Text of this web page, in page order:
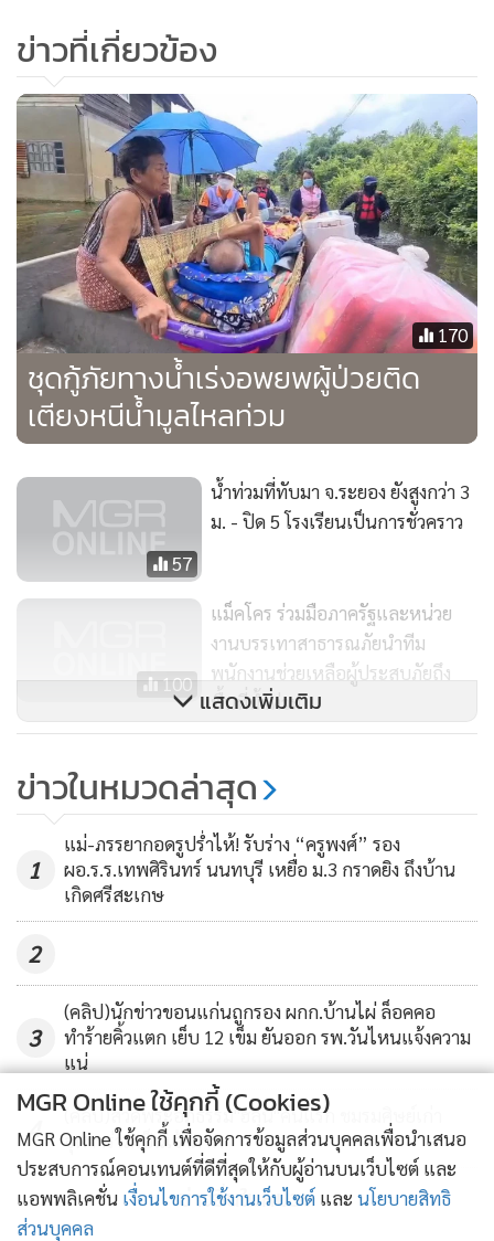
โดยวันนี้มูลนิธิป่อเต็กตึ๊งได้ตั้งโรงครัวเคลื่อนที่ปรุงอาหารแจกชาว
บ้านกว่า 2,500 ชุด ให้ชาวอำเภอเมืองและอำเภอวารินชำราบ ซึ่ง
มีชุมชนถูกน้ำท่วมและต้องอพยพรวม 32 ชุมชน 542 ครอบครัว
2,016 คน
ขณะเดียวกัน ทีมพยาบาลฉุกเฉินของมูลนิธิฯ ได้เข้าเคลื่อนย้ายผู้
ป่วยติดเตียงเป็นหญิงชราวัย 80 ปีเศษ ซึ่งต้องสวมท่อหายใจมี
สภาพเปราะบางออกจากบ้านน้ำท่วม ท่ามกลางฝนที่ตกลงมา นำ
ส่งไปรักษาต่อที่โรงพยาบาลสรรพสิทธิประสงค์ด้วย
ข่าวที่เกี่ยวข้อง
170
ชุดกู้ภัยทางน้ำเร่งอพยพผู้ป่วยติด
เตียงหนีน้ำมูลไหลท่วม
57
น้ำท่วมที่ทับมา จ.ระยอง ยังสูงกว่า 3
ม. - ปิด 5 โรงเรียนเป็นการชั่วคราว
100
แม็คโคร ร่วมมือภาครัฐและหน่วย
งานบรรเทาสาธารณภัยนำทีม
พนักงานช่วยเหลือผู้ประสบภัยถึง
พื้นที่น้ำท่วม
แสดงเพิ่มเติม
ข่าวในหมวดล่าสุด
1
แม่-ภรรยากอดรูปร่ำไห้! รับร่าง “ครูพงศ์” รอง
ผอ.ร.ร.เทพศิรินทร์ นนทบุรี เหยื่อ ม.3 กราดยิง ถึงบ้าน
เกิดศรีสะเกษ
2
3
(คลิป)นักข่าวขอนแก่นถูกรอง ผกก.บ้านไผ่ ล็อคคอ
ทำร้ายคิ้วแตก เย็บ 12 เข็ม ยันออก รพ.วันไหนแจ้งความ
แน่
4
(คลิป)สวดพระอภิธรรม"ฮลุน"คืนแรก ชมรมศิษย์เก่า
จุฬาฯร่วมเป็นเจ้าภาพ
ข่าวอื่นในหมวด
MGR Online ใช้คุกกี้ (Cookies)
MGR Online ใช้คุกกี้ เพื่อจัดการข้อมูลส่วนบุคคลเพื่อนำเสนอ
ประสบการณ์คอนเทนต์ที่ดีที่สุดให้กับผู้อ่านบนเว็บไซต์ และ
แอพพลิเคชั่น เงื่อนไขการใช้งานเว็บไซต์ และ นโยบายสิทธิ
ส่วนบุคคล